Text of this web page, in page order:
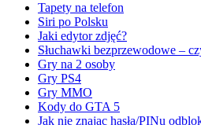
Tapety na telefon
Siri po Polsku
Jaki edytor zdjęć?
Słuchawki bezprzewodowe –
Gry na 2 osoby
Gry PS4
Gry MMO
Kody do GTA 5
Jak nie znając hasła/PINu